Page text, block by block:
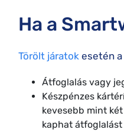
Ha a
Törölt járatok esetén
Átfoglalás vagy
Készpénzes
kevesebb mint
kaphat